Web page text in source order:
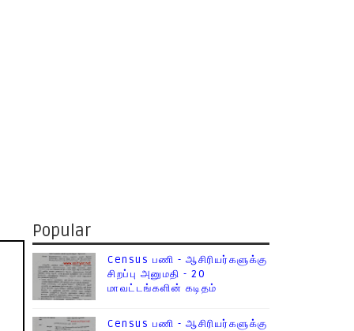
Popular
Census பணி - ஆசிரியர்களுக்கு
சிறப்பு அனுமதி - 20
மாவட்டங்களின் கடிதம்
Census பணி - ஆசிரியர்களுக்கு